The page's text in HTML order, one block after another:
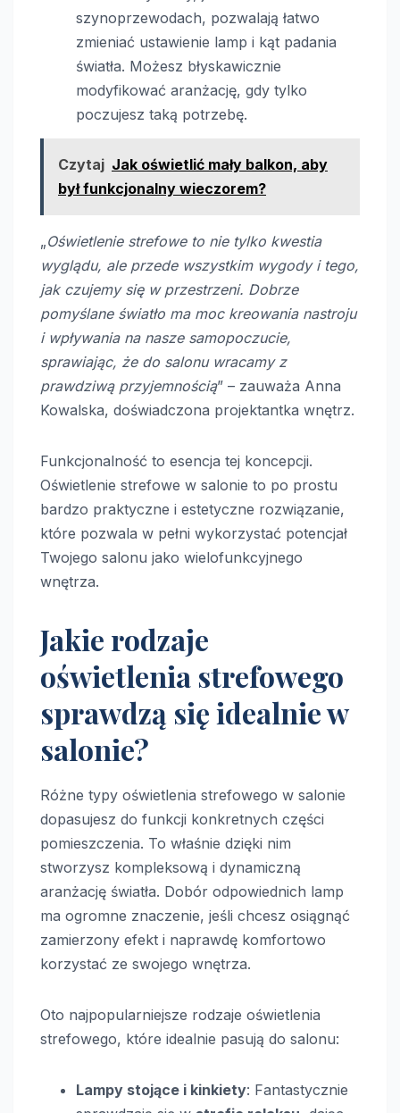
szynoprzewodach, pozwalają łatwo
zmieniać ustawienie lamp i kąt padania
światła. Możesz błyskawicznie
modyfikować aranżację, gdy tylko
poczujesz taką potrzebę.
Czytaj Jak oświetlić mały balkon, aby
był funkcjonalny wieczorem?
„Oświetlenie strefowe to nie tylko kwestia
wyglądu, ale przede wszystkim wygody i tego,
jak czujemy się w przestrzeni. Dobrze
pomyślane światło ma moc kreowania nastroju
i wpływania na nasze samopoczucie,
sprawiając, że do salonu wracamy z
prawdziwą przyjemnością” – zauważa Anna
Kowalska, doświadczona projektantka wnętrz.
Funkcjonalność to esencja tej koncepcji.
Oświetlenie strefowe w salonie to po prostu
bardzo praktyczne i estetyczne rozwiązanie,
które pozwala w pełni wykorzystać potencjał
Twojego salonu jako wielofunkcyjnego
wnętrza.
Jakie rodzaje
oświetlenia strefowego
sprawdzą się idealnie w
salonie?
Różne typy oświetlenia strefowego w salonie
dopasujesz do funkcji konkretnych części
pomieszczenia. To właśnie dzięki nim
stworzysz kompleksową i dynamiczną
aranżację światła. Dobór odpowiednich lamp
ma ogromne znaczenie, jeśli chcesz osiągnąć
zamierzony efekt i naprawdę komfortowo
korzystać ze swojego wnętrza.
Oto najpopularniejsze rodzaje oświetlenia
strefowego, które idealnie pasują do salonu:
Lampy stojące i kinkiety: Fantastycznie